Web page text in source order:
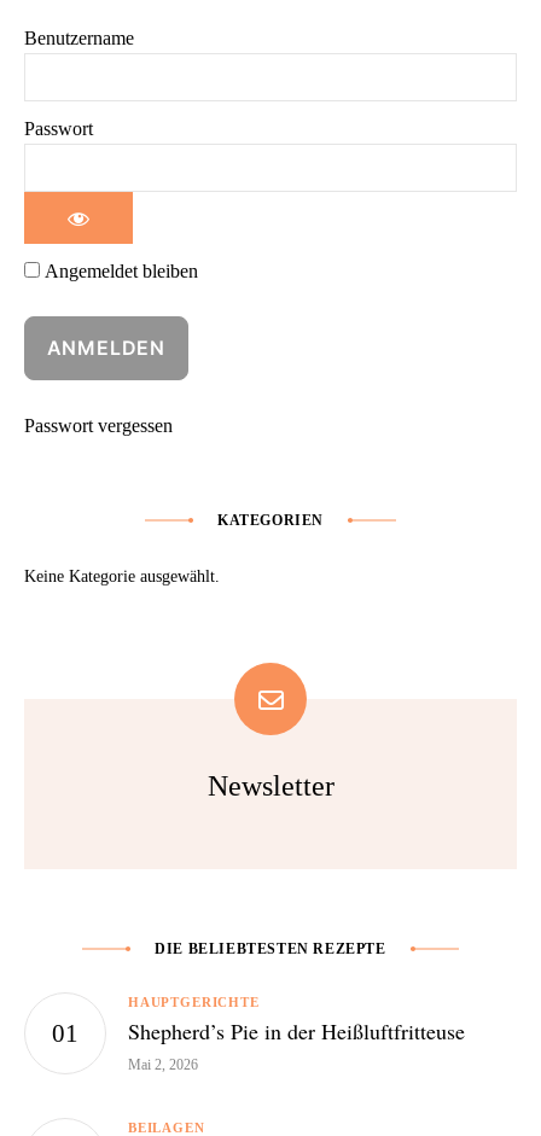
Benutzername
Passwort
Angemeldet bleiben
Passwort vergessen
KATEGORIEN
Keine Kategorie ausgewählt.
Newsletter
DIE BELIEBTESTEN REZEPTE
HAUPTGERICHTE
Shepherd’s Pie in der Heißluftfritteuse
Mai 2, 2026
BEILAGEN